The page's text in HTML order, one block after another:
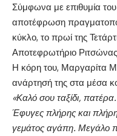
Σύμφωνα με επιθυμία του
αποτέφρωση
κύκλο, το πρωί της
Αποτεφρωτήριο
Η κόρη του, Μαργαρίτα
ανάρτησή της στα μέσα
«Καλό σου ταξίδι, πατέρα.
Έφυγες πλήρης και
γεμάτος αγάπη. Μεγάλο